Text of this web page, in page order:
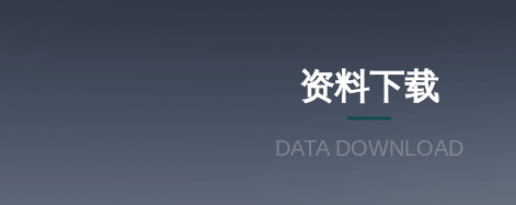
资料下载
DATA DOWNLOAD